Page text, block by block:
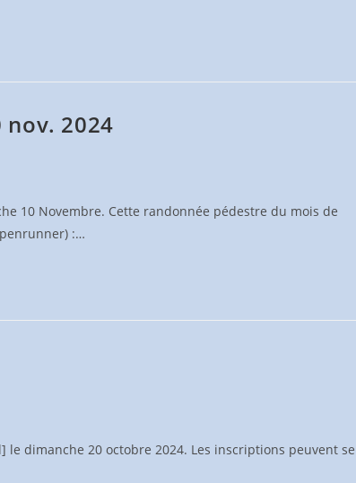
nov. 2024
10 Novembre. Cette randonnée pédestre du mois de
:…
le dimanche 20 octobre 2024. Les inscriptions peuvent